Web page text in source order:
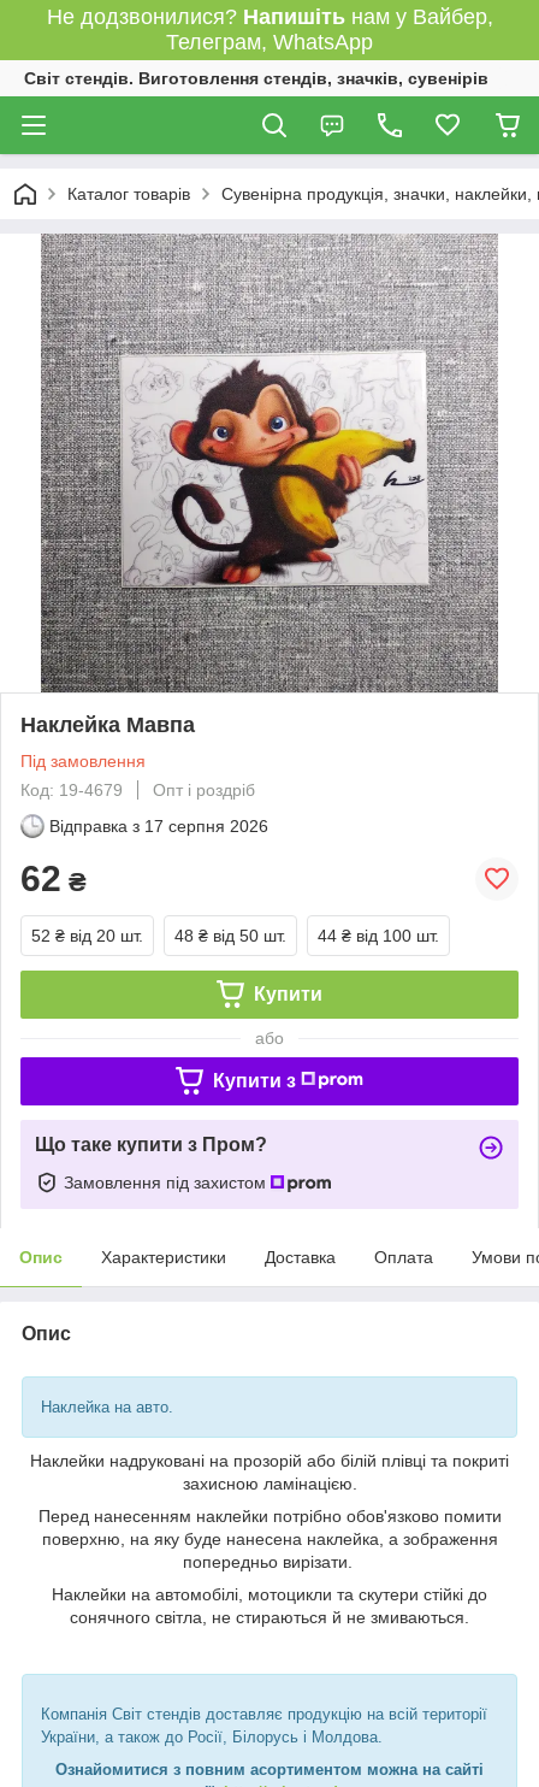
Не додзвонилися? Напишітьнам у Вайбер,
Телеграм, WhatsApp
Світ стендів. Виготовлення стендів, значків, сувенірів
Каталог товарів Сувенірна продукція, значки, наклейки,
Наклейка Мавпа
Під замовлення
Код: 19-4679
Опт і роздріб
Відправка з 17 серпня 2026
62 ₴
52 ₴ від 20 шт. 48 ₴ від 50 шт. 44 ₴ від 100 шт.
Купити
або
Купити з
Що таке купити з Пром?
Замовлення під захистом
Опис Характеристики Доставка Оплата Умови
Опис
Наклейка на авто.
Наклейки надруковані на прозорій або білій плівці та покриті
захисною ламінацією.
Перед нанесенням наклейки потрібно обов'язково помити
поверхню, на яку буде нанесена наклейка, а зображення
попередньо вирізати.
Наклейки на автомобілі, мотоцикли та скутери стійкі до
сонячного світла, не стираються й не змиваються.
Компанія Світ стендів доставляє продукцію на всій території
України, а також до Росії, Білорусь і Молдова.
Ознайомитися з повним асортиментом можна на сайті